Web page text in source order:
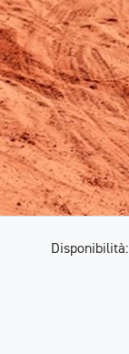
Disponibilità: